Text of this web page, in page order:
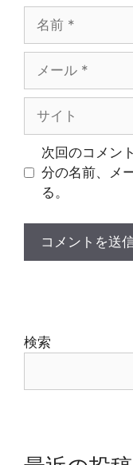
ル
次回のコメン
分の名前、メ
る。
検索